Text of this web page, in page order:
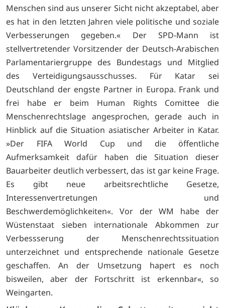
Menschen sind aus unserer Sicht nicht akzeptabel, aber
es hat in den letzten Jahren viele politische und soziale
Verbesserungen gegeben.« Der SPD-Mann ist
stellvertretender Vorsitzender der Deutsch-Arabischen
Parlamentariergruppe des Bundestags und Mitglied
des Verteidigungsausschusses. Für Katar sei
Deutschland der engste Partner in Europa. Frank und
frei habe er beim Human Rights Comittee die
Menschenrechtslage angesprochen, gerade auch in
Hinblick auf die Situation asiatischer Arbeiter in Katar.
»Der FIFA World Cup und die öffentliche
Aufmerksamkeit dafür haben die Situation dieser
Bauarbeiter deutlich verbessert, das ist gar keine Frage.
Es gibt neue arbeitsrechtliche Gesetze,
Interessenvertretungen und
Beschwerdemöglichkeiten«. Vor der WM habe der
Wüstenstaat sieben internationale Abkommen zur
Verbessserung der Menschenrechtssituation
unterzeichnet und entsprechende nationale Gesetze
geschaffen. An der Umsetzung hapert es noch
bisweilen, aber der Fortschritt ist erkennbar«, so
Weingarten.